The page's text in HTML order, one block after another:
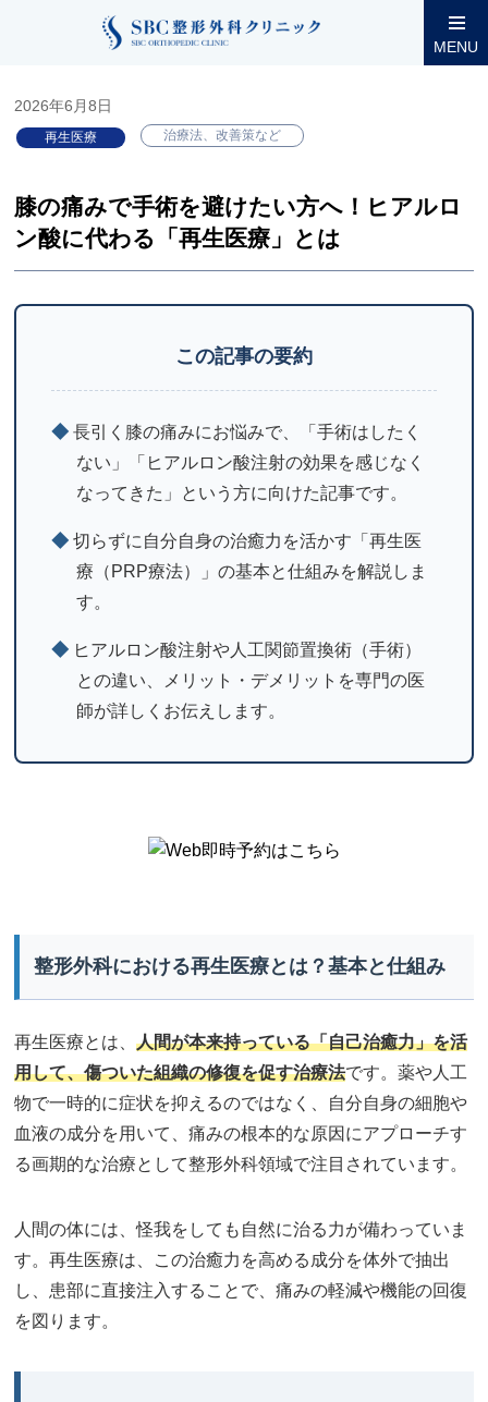
MENU
整形外科コラム 膝関節 膝の痛みで手術を避けたい方へ！ヒ
2026年6月8日
再生医療 治療法、改善策など
膝の痛みで手術を避けたい方へ！ヒアルロ
ン酸に代わる「再生医療」とは
この記事の要約
◆ 長引く膝の痛みにお悩みで、「手術はしたく
ない」「ヒアルロン酸注射の効果を感じなく
なってきた」という方に向けた記事です。
◆ 切らずに自分自身の治癒力を活かす「再生医
療（PRP療法）」の基本と仕組みを解説しま
す。
◆ ヒアルロン酸注射や人工関節置換術（手術）
との違い、メリット・デメリットを専門の医
師が詳しくお伝えします。
整形外科における再生医療とは？基本と仕組み
再生医療とは、人間が本来持っている「自己治癒力」を活
用して、傷ついた組織の修復を促す治療法です。薬や人工
物で一時的に症状を抑えるのではなく、自分自身の細胞や
血液の成分を用いて、痛みの根本的な原因にアプローチす
る画期的な治療として整形外科領域で注目されています。
人間の体には、怪我をしても自然に治る力が備わっていま
す。再生医療は、この治癒力を高める成分を体外で抽出
し、患部に直接注入することで、痛みの軽減や機能の回復
を図ります。